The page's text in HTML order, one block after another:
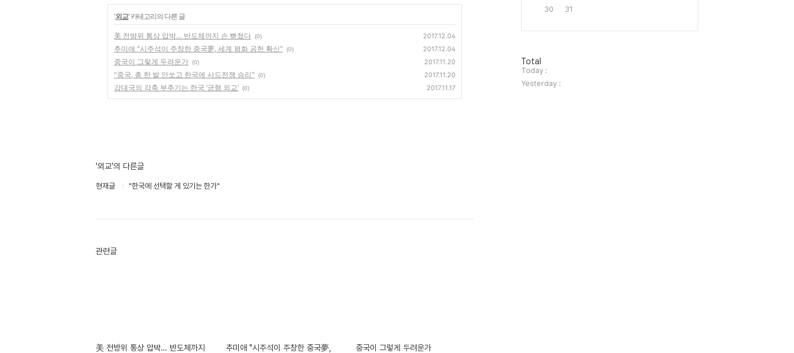
'외교' 카테고리의 다른 글
美 전방위 통상 압박… 반도체까지 손 뻗쳤다 (0) 2017.12.04
추미애 "시주석이 주창한 중국夢, 세계 평화 공헌 확신" (0) 2017.12.04
중국이 그렇게 두려운가 (0) 2017.11.20
"중국, 총 한 발 안쏘고 한국에 사드전쟁 승리" (0) 2017.11.20
강대국의 각축 부추기는 한국 ‘균형 외교’ (0) 2017.11.17
'외교'의 다른글
현재글 "한국에 선택할 게 있기는 한가"
관련글
美 전방위 통상 압박… 반도체까지
추미애 "시주석이 주창한 중국夢,
중국이 그렇게 두려운가
30
31
방
문
자
수
Total
Today :
Yesterday :